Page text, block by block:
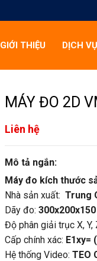
GIỚI THIỆU DỊCH VỤ
MÁY ĐO 2D
Liên hệ
Mô tả ngắn:
Máy đo kích thước
Nhà sản xuất: Trung
Dãy đo:
Độ phân giải trục X, Y,
Cấp chính xác: E1xy=
Hệ thống Video: TEO